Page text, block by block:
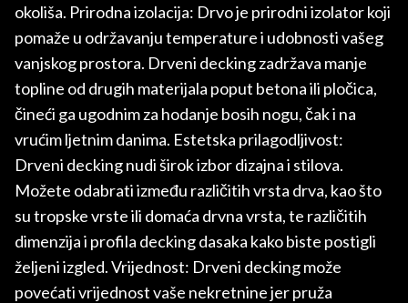
okoliša. Prirodna izolacija: Drvo je prirodni izolator koji
pomaže u održavanju temperature i udobnosti vašeg
vanjskog prostora. Drveni decking zadržava manje
topline od drugih materijala poput betona ili pločica,
čineći ga ugodnim za hodanje bosih nogu, čak i na
vrućim ljetnim danima. Estetska prilagodljivost:
Drveni decking nudi širok izbor dizajna i stilova.
Možete odabrati između različitih vrsta drva, kao što
su tropske vrste ili domaća drvna vrsta, te različitih
dimenzija i profila decking dasaka kako biste postigli
željeni izgled. Vrijednost: Drveni decking može
povećati vrijednost vaše nekretnine jer pruža